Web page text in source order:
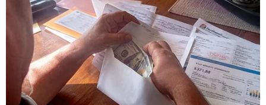
Theo dõi VietnamPlus